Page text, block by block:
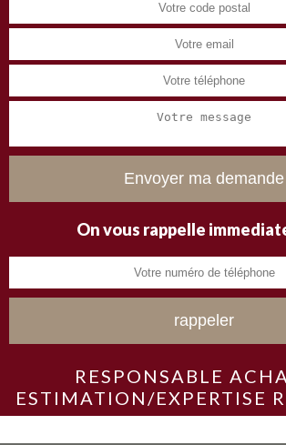
On vous rappelle
RESPONSABLE
ESTIMATION/EXPERTISE